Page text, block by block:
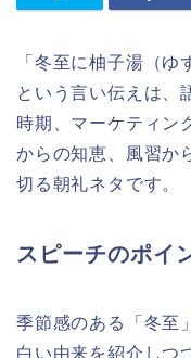
「冬至に柚子湯（ゆ
という言い伝えは、
時期、マーケティン
からの知恵、風習か
切る朝礼ネタです。
スピーチのポイ
季節感のある「冬至
白い由来を紹介しつ